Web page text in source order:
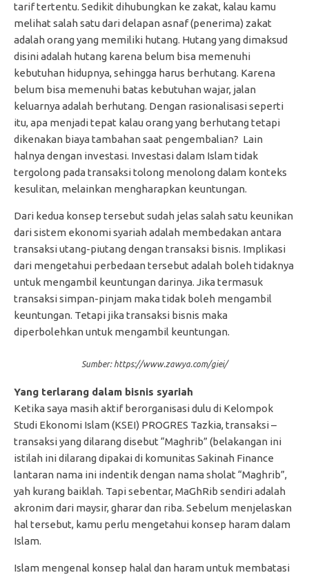
tarif tertentu. Sedikit dihubungkan ke zakat, kalau kamu
melihat salah satu dari delapan asnaf (penerima) zakat
adalah orang yang memiliki hutang. Hutang yang dimaksud
disini adalah hutang karena belum bisa memenuhi
kebutuhan hidupnya, sehingga harus berhutang. Karena
belum bisa memenuhi batas kebutuhan wajar, jalan
keluarnya adalah berhutang. Dengan rasionalisasi seperti
itu, apa menjadi tepat kalau orang yang berhutang tetapi
dikenakan biaya tambahan saat pengembalian? Lain
halnya dengan investasi. Investasi dalam Islam tidak
tergolong pada transaksi tolong menolong dalam konteks
kesulitan, melainkan mengharapkan keuntungan.
Dari kedua konsep tersebut sudah jelas salah satu keunikan
dari sistem ekonomi syariah adalah membedakan antara
transaksi utang-piutang dengan transaksi bisnis. Implikasi
dari mengetahui perbedaan tersebut adalah boleh tidaknya
untuk mengambil keuntungan darinya. Jika termasuk
transaksi simpan-pinjam maka tidak boleh mengambil
keuntungan. Tetapi jika transaksi bisnis maka
diperbolehkan untuk mengambil keuntungan.
Sumber: https://www.zawya.com/giei/
Yang terlarang dalam bisnis syariah
Ketika saya masih aktif berorganisasi dulu di Kelompok
Studi Ekonomi Islam (KSEI) PROGRES Tazkia, transaksi –
transaksi yang dilarang disebut “Maghrib” (belakangan ini
istilah ini dilarang dipakai di komunitas Sakinah Finance
lantaran nama ini indentik dengan nama sholat “Maghrib”,
yah kurang baiklah. Tapi sebentar, MaGhRib sendiri adalah
akronim dari maysir, gharar dan riba. Sebelum menjelaskan
hal tersebut, kamu perlu mengetahui konsep haram dalam
Islam.
Islam mengenal konsep halal dan haram untuk membatasi